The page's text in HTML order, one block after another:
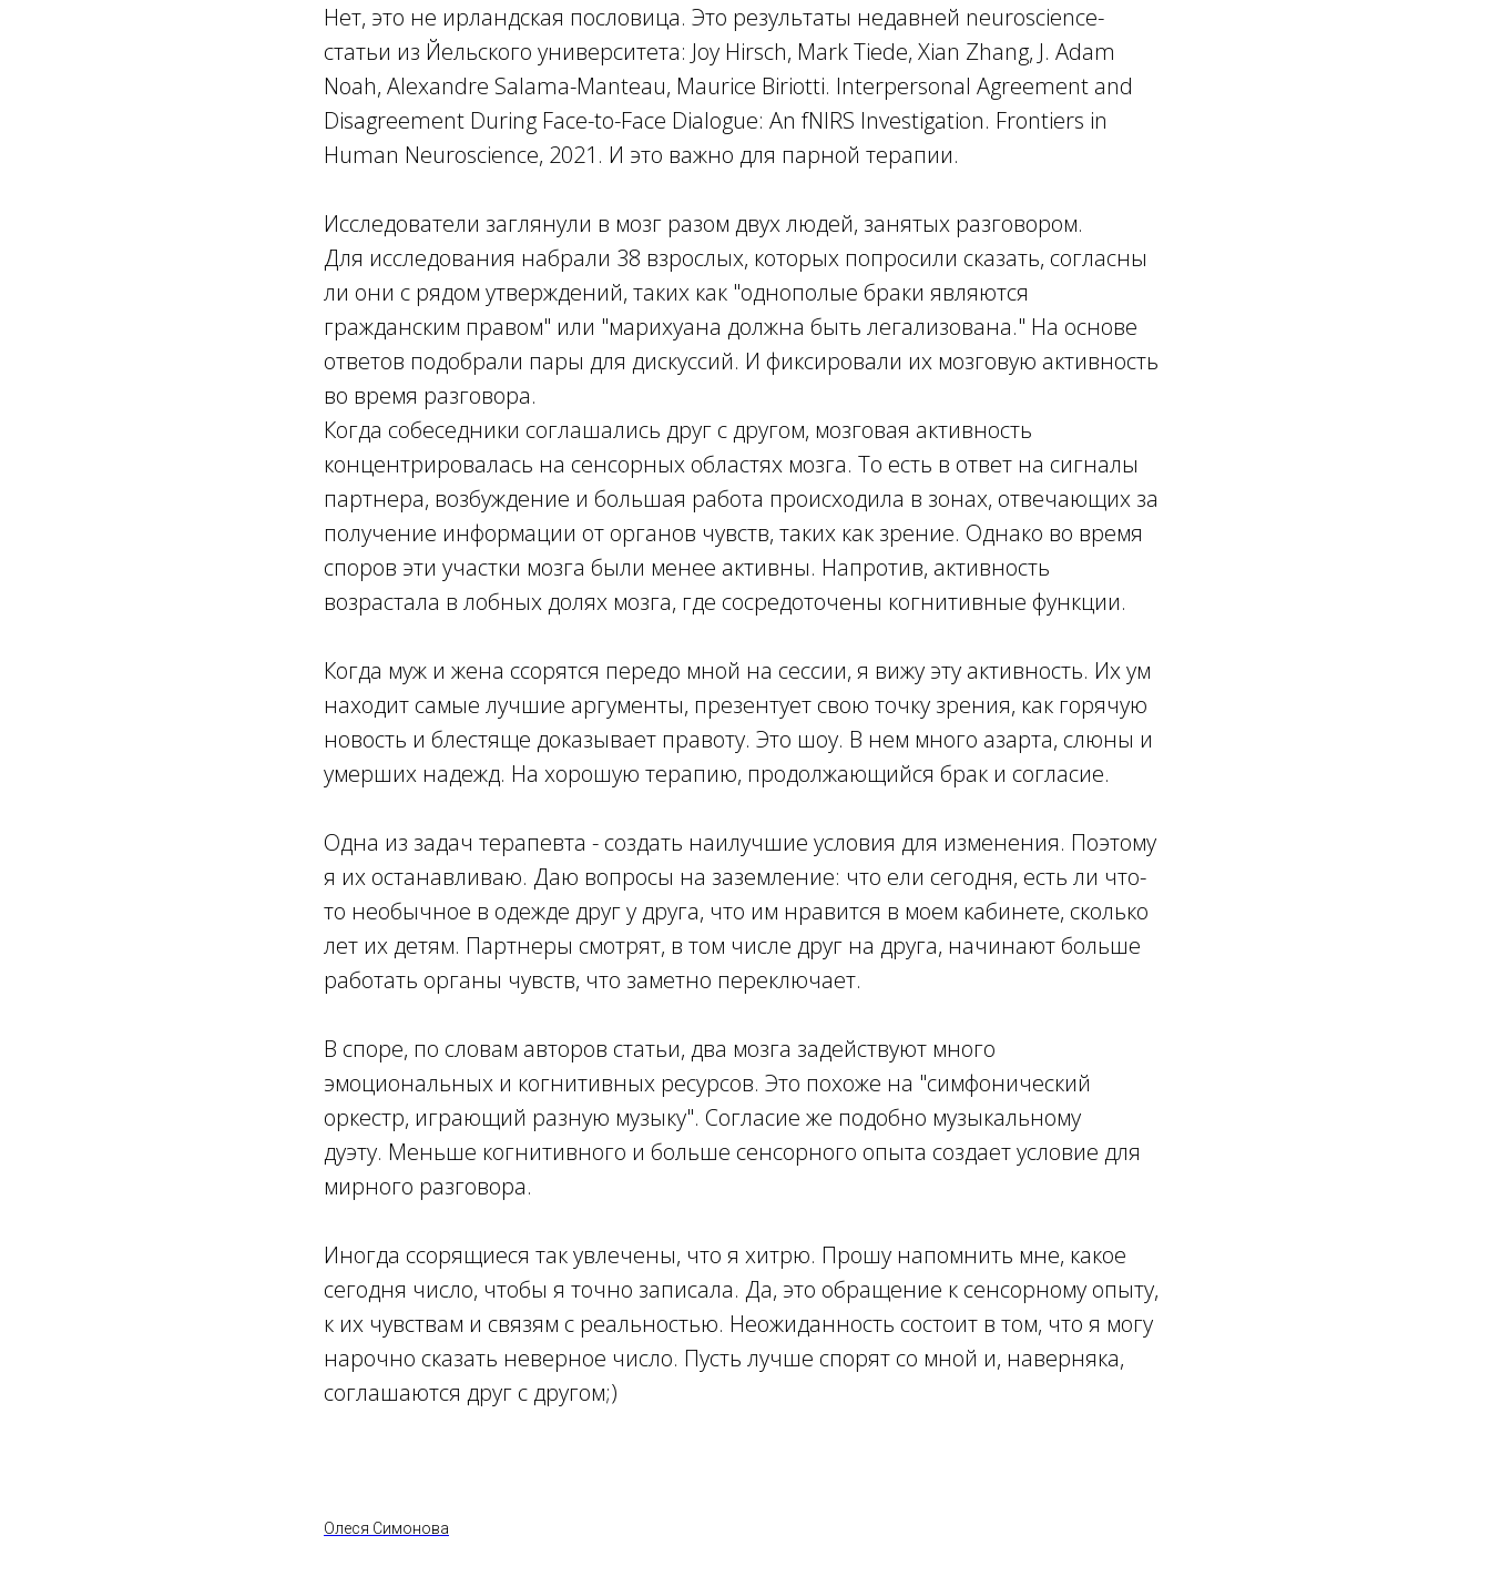
Нет, это не ирландская пословица. Это результаты недавней neuroscience-
статьи из Йельского университета: Joy Hirsch, Mark Tiede, Xian Zhang, J. Adam
Noah, Alexandre Salama-Manteau, Maurice Biriotti. Interpersonal Agreement and
Disagreement During Face-to-Face Dialogue: An fNIRS Investigation. Frontiers in
Human Neuroscience, 2021. И это важно для парной терапии.
Исследователи заглянули в мозг разом двух людей, занятых разговором.
Для исследования набрали 38 взрослых, которых попросили сказать, согласны
ли они с рядом утверждений, таких как "однополые браки являются
гражданским правом" или "марихуана должна быть легализована." На основе
ответов подобрали пары для дискуссий. И фиксировали их мозговую активность
во время разговора.
Когда собеседники соглашались друг с другом, мозговая активность
концентрировалась на сенсорных областях мозга. То есть в ответ на сигналы
партнера, возбуждение и большая работа происходила в зонах, отвечающих за
получение информации от органов чувств, таких как зрение. Однако во время
споров эти участки мозга были менее активны. Напротив, активность
возрастала в лобных долях мозга, где сосредоточены когнитивные функции.
Когда муж и жена ссорятся передо мной на сессии, я вижу эту активность. Их ум
находит самые лучшие аргументы, презентует свою точку зрения, как горячую
новость и блестяще доказывает правоту. Это шоу. В нем много азарта, слюны и
умерших надежд. На хорошую терапию, продолжающийся брак и согласие.
Одна из задач терапевта - создать наилучшие условия для изменения. Поэтому
я их останавливаю. Даю вопросы на заземление: что ели сегодня, есть ли что-
то необычное в одежде друг у друга, что им нравится в моем кабинете, сколько
лет их детям. Партнеры смотрят, в том числе друг на друга, начинают больше
работать органы чувств, что заметно переключает.
В споре, по словам авторов статьи, два мозга задействуют много
эмоциональных и когнитивных ресурсов. Это похоже на "симфонический
оркестр, играющий разную музыку". Согласие же подобно музыкальному
дуэту. Меньше когнитивного и больше сенсорного опыта создает условие для
мирного разговора.
Иногда ссорящиеся так увлечены, что я хитрю. Прошу напомнить мне, какое
сегодня число, чтобы я точно записала. Да, это обращение к сенсорному опыту,
к их чувствам и связям с реальностью. Неожиданность состоит в том, что я могу
нарочно сказать неверное число. Пусть лучше спорят со мной и, наверняка,
соглашаются друг с другом;)
Олеся Симонова